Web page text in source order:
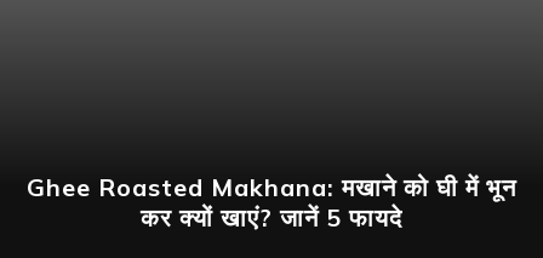
Ghee Roasted Makhana: मखाने को घी में भून
कर क्यों खाएं? जानें 5 फायदे